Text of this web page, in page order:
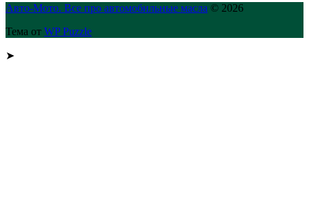
Авто-Мото. Все про автомобильные масла © 2026
Тема от WP Puzzle
➤